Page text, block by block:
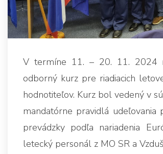
V termíne 11. – 20. 11. 2024
odborný kurz pre riadiacich
hodnotiteľov. Kurz bol vedený v
mandatórne pravidlá udeľovania
prevádzky podľa nariadenia
letecký personál z MO SR a